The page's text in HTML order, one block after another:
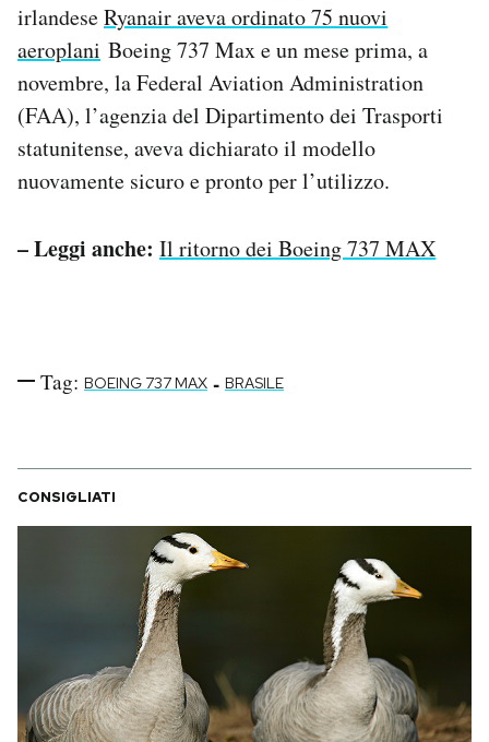
irlandeseRyanair aveva ordinato 75 nuovi
aeroplani Boeing 737 Max e un mese prima, a
novembre, la Federal Aviation Administration
(FAA), l’agenzia del Dipartimento dei Trasporti
statunitense, aveva dichiarato il modello
nuovamente sicuro e pronto per l’utilizzo.
– Leggi anche: Il ritorno dei Boeing 737 MAX
Tag: BOEING 737 MAX - BRASILE
CONSIGLIATI